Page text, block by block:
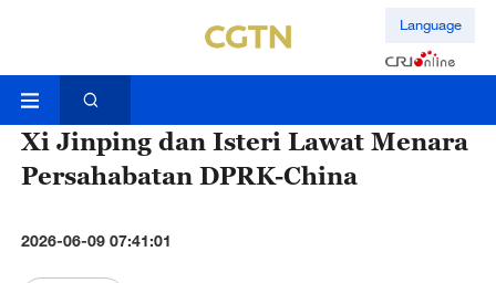
Language
Xi Jinping dan Isteri Lawat Menara
Persahabatan DPRK-China
2026-06-09 07:41:01